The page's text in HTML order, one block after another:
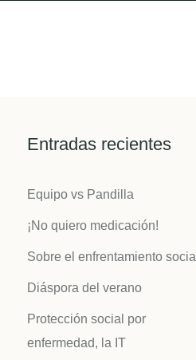
Entradas recientes
Equipo vs Pandilla
¡No quiero medicación!
Sobre el enfrentamiento social
Diáspora del verano
Protección social por
enfermedad, la IT